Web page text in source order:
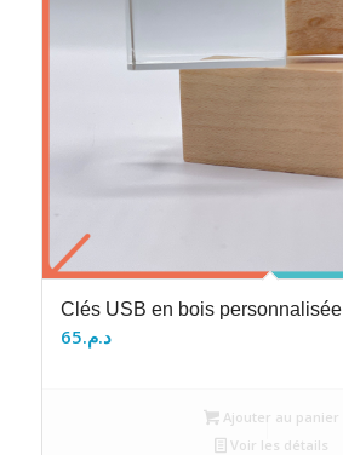
Clés USB en bois personnalisée
د.م.65
Ajouter au panier
Voir les détails